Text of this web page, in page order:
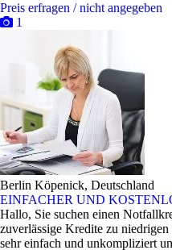
Preis erfragen / nicht angegeben
1
Berlin Köpenick, Deutschland
EINFACHER UND
Hallo, Sie suchen einen
zuverlässige Kredite zu
sehr einfach und unkompliziert